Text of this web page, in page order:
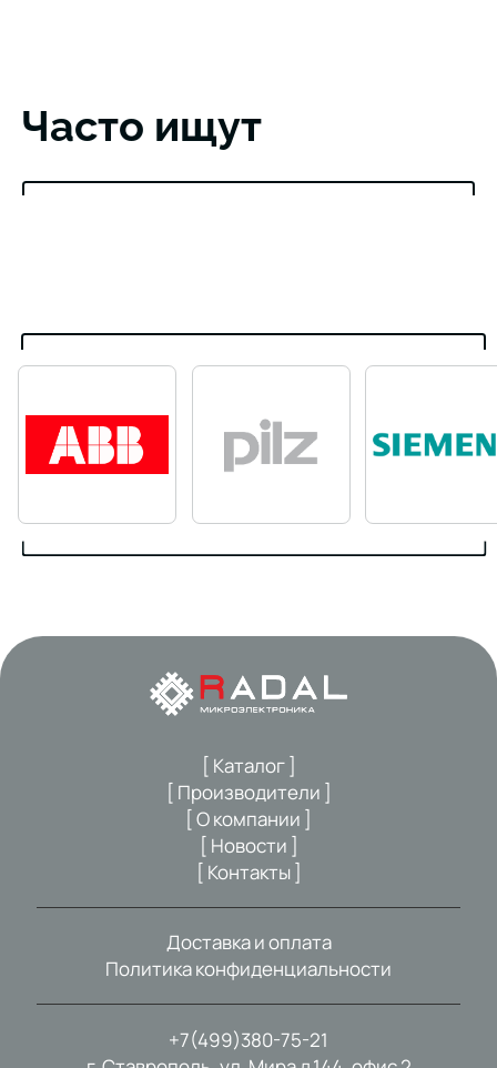
Часто ищут
+7(499)380-75-21
[ Каталог ]
[ Производители ]
[ О компании ]
[ Новости ]
[ Контакты ]
Доставка и оплата
Политика конфиденциальности